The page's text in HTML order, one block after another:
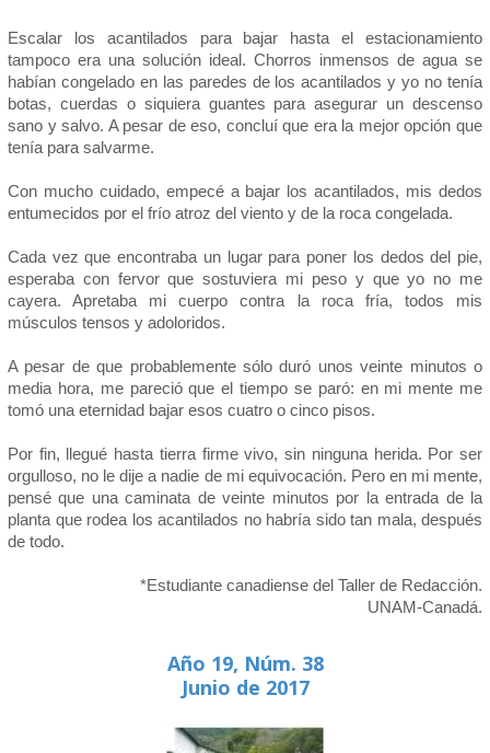
Escalar los acantilados para bajar hasta el estacionamiento
tampoco era una solución ideal. Chorros inmensos de agua se
habían congelado en las paredes de los acantilados y yo no tenía
botas, cuerdas o siquiera guantes para asegurar un descenso
sano y salvo. A pesar de eso, concluí que era la mejor opción que
tenía para salvarme.
Con mucho cuidado, empecé a bajar los acantilados, mis dedos
entumecidos por el frío atroz del viento y de la roca congelada.
Cada vez que encontraba un lugar para poner los dedos del pie,
esperaba con fervor que sostuviera mi peso y que yo no me
cayera. Apretaba mi cuerpo contra la roca fría, todos mis
músculos tensos y adoloridos.
A pesar de que probablemente sólo duró unos veinte minutos o
media hora, me pareció que el tiempo se paró: en mi mente me
tomó una eternidad bajar esos cuatro o cinco pisos.
Por fin, llegué hasta tierra firme vivo, sin ninguna herida. Por ser
orgulloso, no le dije a nadie de mi equivocación. Pero en mi mente,
pensé que una caminata de veinte minutos por la entrada de la
planta que rodea los acantilados no habría sido tan mala, después
de todo.
*Estudiante canadiense del Taller de Redacción.
UNAM-Canadá.
Año 19, Núm. 38
Junio de 2017